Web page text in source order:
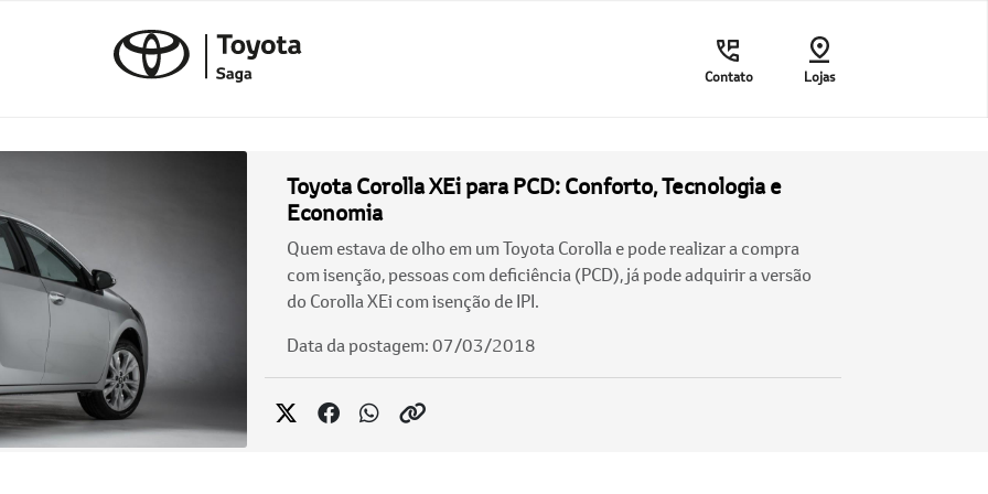
Contato Lojas
Toyota Corolla XEi para PCD: Conforto, Tecnologia e
Economia
Quem estava de olho em um Toyota Corolla e pode realizar a compra
com isenção, pessoas com deficiência (PCD), já pode adquirir a versão
do Corolla XEi com isenção de IPI.
Data da postagem: 07/03/2018